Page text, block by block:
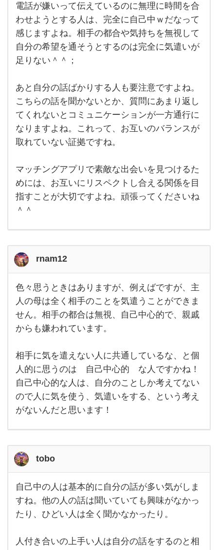
マッ
チン
グア
プリ
での
やり
取り
だ
と、
電話が嫌いって伝えているのに無理に時間を合
わせようとする人は、完全に自己中ｗだなって
感じますよね。相手の都合や気持ちを無視して
自分の希望を通そうとするのは完全に気遣いが
足りない＾＾；
あと自分の話ばかりする人も要注意ですよね。
こちらの話を聞かないとか、質問にあまり返し
てくれないとコミュニケーションが一方通行に
なりますよね。これって、お互いのバランスが
取れていない証拠ですね。
マッチングアプリで素敵な出会いを見つけるた
めには、お互いにリスペクトし合える関係を目
指すことが大切ですよね。頑張ってくださいね
＾＾
rnam12
色々
思う
とき
はあ
りま
す
ばで
す
が、
主人
の母
は全
く相
手の
こと
遣
色々思うときはありますが、例えばですが、主
人の母は全く相手のことを気遣うことができま
せん。相手の都合は無視、自己中心的で、親戚
からも嫌われています。
相手に気を遣えない人に共通しているな、と個
人的に思うのは 自己中心的 な人ですかね！
自己中心的な人は、自分のことしか考えてない
ので人に気を使う、気遣いをする、という考え
がないんだと思います！
tobo
自己
中の
人は
基本
の話
が多
自己中の人は基本的に自分の話が多い気がしま
すね。他の人の話は聞いていても興味がなかっ
たり、ひどい人は全く聞かなかったり。
人付き合いの上手い人は自分の話をするのと相